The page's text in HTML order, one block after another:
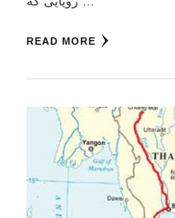
READ MORE